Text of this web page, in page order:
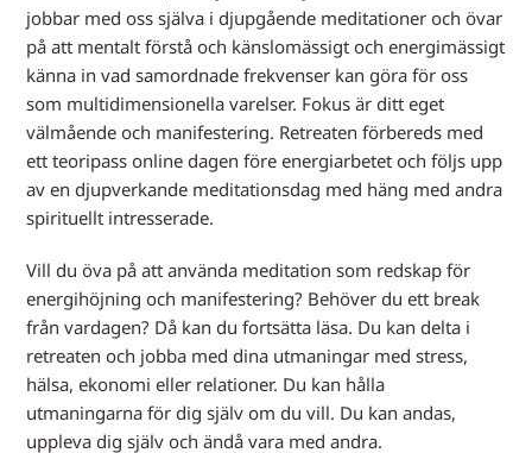
jobbar med oss själva i djupgående meditationer och övar
på att mentalt förstå och känslomässigt och energimässigt
känna in vad samordnade frekvenser kan göra för oss
som multidimensionella varelser. Fokus är ditt eget
välmående och manifestering. Retreaten förbereds med
ett teoripass online dagen före energiarbetet och följs upp
av en djupverkande meditationsdag med häng med andra
spirituellt intresserade.
Vill du öva på att använda meditation som redskap för
energihöjning och manifestering? Behöver du ett break
från vardagen? Då kan du fortsätta läsa. Du kan delta i
retreaten och jobba med dina utmaningar med stress,
hälsa, ekonomi eller relationer. Du kan hålla
utmaningarna för dig själv om du vill. Du kan andas,
uppleva dig själv och ändå vara med andra.